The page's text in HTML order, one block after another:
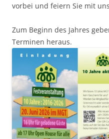
vorbei und feiern Sie mit
Zum Beginn des Jahres
Terminen heraus.